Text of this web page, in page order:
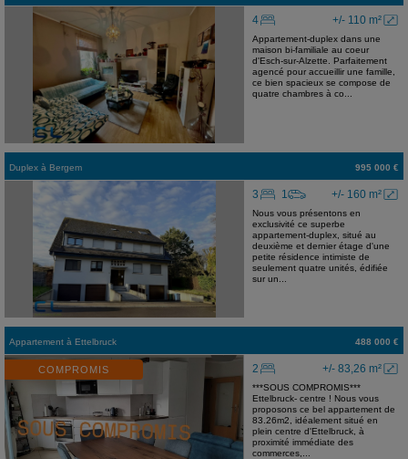
+/- 110 m²
4
Appartement-duplex dans une
maison bi-familiale au coeur
d'Esch-sur-Alzette. Parfaitement
agencé pour accueillir une famille,
ce bien spacieux se compose de
quatre chambres à co...
Duplex à Bergem 995 000 €
+/- 160 m²
3 1
Nous vous présentons en
exclusivité ce superbe
appartement-duplex, situé au
deuxième et dernier étage d'une
petite résidence intimiste de
seulement quatre unités, édifiée
sur un...
Appartement à Ettelbruck 488 000 €
COMPROMIS +/- 83,26 m²
2
***SOUS COMPROMIS***
Ettelbruck- centre ! Nous vous
proposons ce bel appartement de
83.26m2, idéalement situé en
plein centre d'Ettelbruck, à
proximité immédiate des
commerces,...